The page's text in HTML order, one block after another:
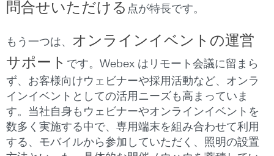
問合せいただける 点が特長です。
もう一つは、 オンラインイベントの運営
サポート です。Webex はリモート会議に留まら
ず、お客様向けウェビナーや採用活動など、オンラ
インイベントとしての活用ニーズも高まっていま
す。当社自身もウェビナーやオンラインイベントを
数多く実施する中で、専用端末を組み合わせて利用
する、モバイルから参加していただく、照明の設置